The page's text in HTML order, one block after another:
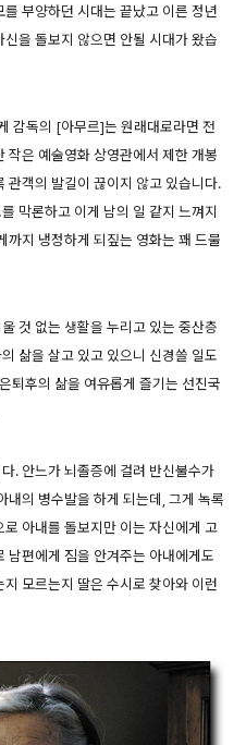
부양하던 시대는 끝났고 이른 정년
을 돌보지 않으면 안될 시대가 왔습
감독의 [아무르]는 원래대로라면 전
작은 예술영화 상영관에서 제한 개봉
관객의 발길이 끊이지 않고 있습니다.
막론하고 이게 남의 일 같지 느껴지
까지 냉정하게 되짚는 영화는 꽤 드물
것 없는 생활을 누리고 있는 중산층
삶을 살고 있고 있으니 신경쓸 일도
퇴후의 삶을 여유롭게 즐기는 선진국
. 안느가 뇌졸증에 걸려 반신불수가
내의 병수발을 하게 되는데, 그게 녹록
아내를 돌보지만 이는 자신에게 고
남편에게 짐을 안겨주는 아내에게도
모르는지 딸은 수시로 찾아와 이런